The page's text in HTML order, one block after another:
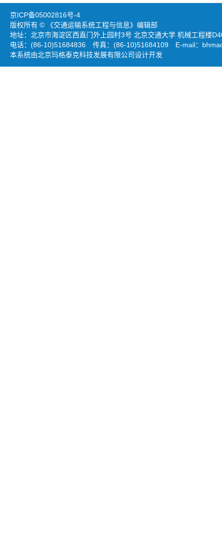
京ICP备05002816号-4
版权所有 © 《交通运输系统工程与信息》编辑部
地址：北京市海淀区西直门外上园村3号 北京交通大学 机械工程楼
电话：(86-10)51684836 传真：(86-10)51684109 E-mail：
本系统由北京玛格泰克科技发展有限公司设计开发